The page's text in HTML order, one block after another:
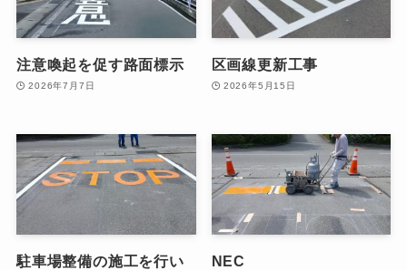
注意喚起を促す路面標示
2026年7月7日
区画線更新工事
2026年5月15日
駐車場整備の施工を行い
NEC